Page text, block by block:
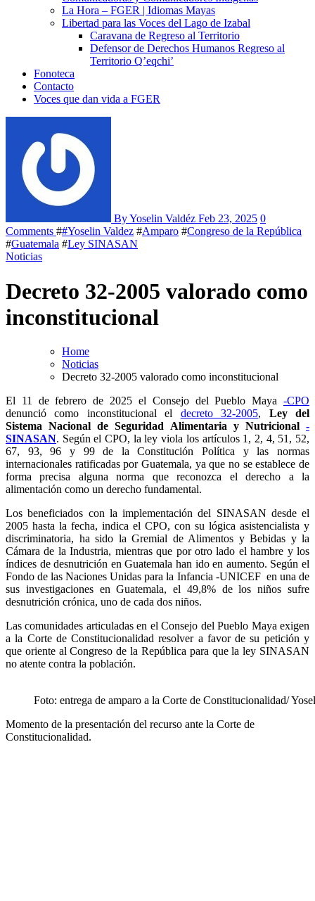
La Hora – FGER | Idiomas Mayas
Libertad para las Voces del Lago de Izabal
Caravana de Regreso al Territorio
Defensor de Derechos Humanos Regreso al
Territorio Q’eqchi’
Fonoteca
Contacto
Voces que dan vida a FGER
By Yoselin Valdéz Feb 23, 2025 0
Comments ##Yoselin Valdez #Amparo #Congreso de la República
#Guatemala #Ley SINASAN
Noticias
Decreto 32-2005 valorado como
inconstitucional
Home
Noticias
Decreto 32-2005 valorado como inconstitucional
El 11 de febrero de 2025 el Consejo del Pueblo Maya -CPO
denunció como inconstitucional el decreto 32-2005, Ley del
Sistema Nacional de Seguridad Alimentaria y Nutricional -
SINASAN. Según el CPO, la ley viola los artículos 1, 2, 4, 51, 52,
67, 93, 96 y 99 de la Constitución Política y las normas
internacionales ratificadas por Guatemala, ya que no se establece de
forma precisa alguna norma que reconozca el derecho a la
alimentación como un derecho fundamental.
Los beneficiados con la implementación del SINASAN desde el
2005 hasta la fecha, indica el CPO, con su lógica asistencialista y
discriminatoria, ha sido la Gremial de Alimentos y Bebidas y la
Cámara de la Industria, mientras que por otro lado el hambre y los
índices de desnutrición en Guatemala han ido en aumento. Según el
Fondo de las Naciones Unidas para la Infancia -UNICEF en una de
sus investigaciones en Guatemala, el 49,8% de los niños sufre
desnutrición crónica, uno de cada dos niños.
Las comunidades articuladas en el Consejo del Pueblo Maya exigen
a la Corte de Constitucionalidad resolver a favor de su petición y
que oriente al Congreso de la República para que la ley SINASAN
no atente contra la población.
Foto: entrega de amparo a la Corte de Constitucionalidad/
Momento de la presentación del recurso ante la Corte de
Constitucionalidad.